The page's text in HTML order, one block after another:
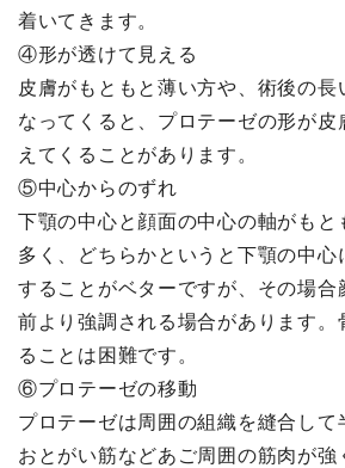
着いてきます。
④形が透けて見える
皮膚がもともと薄い方や、術後の長
なってくると、プロテーゼの形が皮
えてくることがあります。
⑤中心からのずれ
下顎の中心と顔面の中心の軸がも
多く、どちらかというと下顎の中心
することがベターですが、その場合
前より強調される場合があります。
ることは困難です。
⑥プロテーゼの移動
プロテーゼは周囲の組織を縫合して
おとがい筋などあご周囲の筋肉が強